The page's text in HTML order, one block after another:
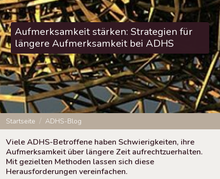
Aufmerksamkeit stärken: Strategien für
längere Aufmerksamkeit bei ADHS
Startseite ADHS-Blog
Viele ADHS-Betroffene haben Schwierigkeiten, ihre
Aufmerksamkeit über längere Zeit aufrechtzuerhalten.
Mit gezielten Methoden lassen sich diese
Herausforderungen vereinfachen.